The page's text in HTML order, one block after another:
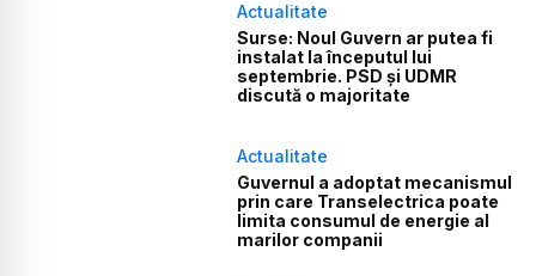
Actualitate
Surse: Noul Guvern ar putea fi
instalat la începutul lui
septembrie. PSD și UDMR
discută o majoritate
Actualitate
Guvernul a adoptat mecanismul
prin care Transelectrica poate
limita consumul de energie al
marilor companii